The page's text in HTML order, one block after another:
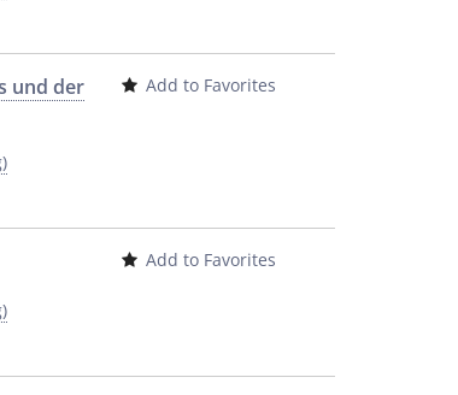
und der
Add to Favorites
Add to Favorites